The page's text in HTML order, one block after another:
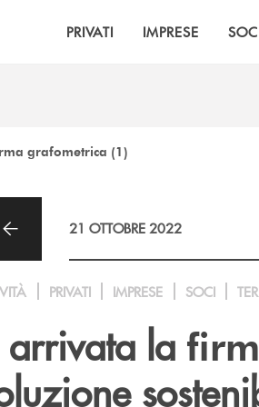
PRIVATI IMPRESE
grafometrica (1)
21 OTTOBRE 2022
PRIVATI IMPRESE SOCI
arrivata la